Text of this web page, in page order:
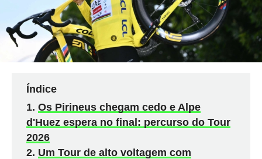
Índice
Os Pirineus chegam cedo e Alpe
d'Huez espera no final: percurso do Tour
2026
Um Tour de alto voltagem com